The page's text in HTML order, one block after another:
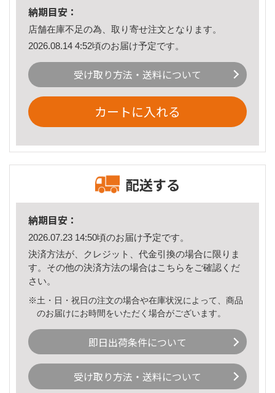
納期目安：
店舗在庫不足の為、取り寄せ注文となります。
2026.08.14 4:52頃のお届け予定です。
受け取り方法・送料について
カートに入れる
配送する
納期目安：
2026.07.23 14:50頃のお届け予定です。
決済方法が、クレジット、代金引換の場合に限りま
す。その他の決済方法の場合はこちら をご確認くだ
さい。
※土・日・祝日の注文の場合や在庫状況によって、商品
のお届けにお時間をいただく場合がございます。
即日出荷条件について
受け取り方法・送料について